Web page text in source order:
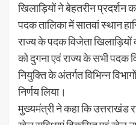
खिलाड़ियों ने बेहतरीन प्रदर्शन
पदक तालिका में सातवां स्थान
राज्य के पदक विजेता खिलाड़ियों
को दुगना एवं राज्य के सभी
नियुक्ति के अंतर्गत विभिन्न
निर्णय लिया।
मुख्यमंत्री ने कहा कि उत्तराखंड